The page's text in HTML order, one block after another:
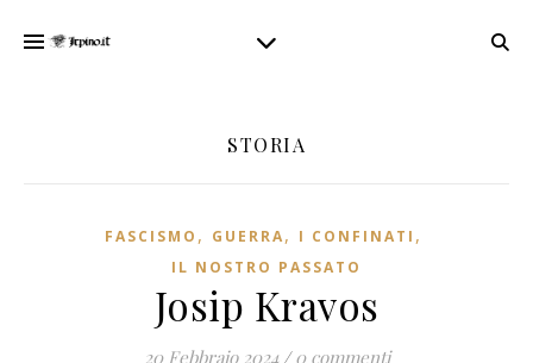
STORIA
FASCISMO , GUERRA, I CONFINATI ,
IL NOSTRO PASSATO
Josip Kravos
20 Febbraio 2024 / 0 commenti